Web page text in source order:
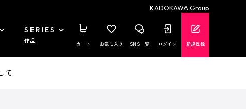
KADOKAWA Group
SERIES
作品 カート お気に入り SNS一覧 ログイン 新規登録
て